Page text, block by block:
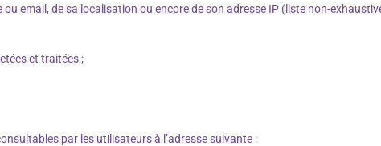
email, de sa localisation ou encore de son adresse IP (liste non-
et traitées ;
par les utilisateurs à l’adresse suivante :